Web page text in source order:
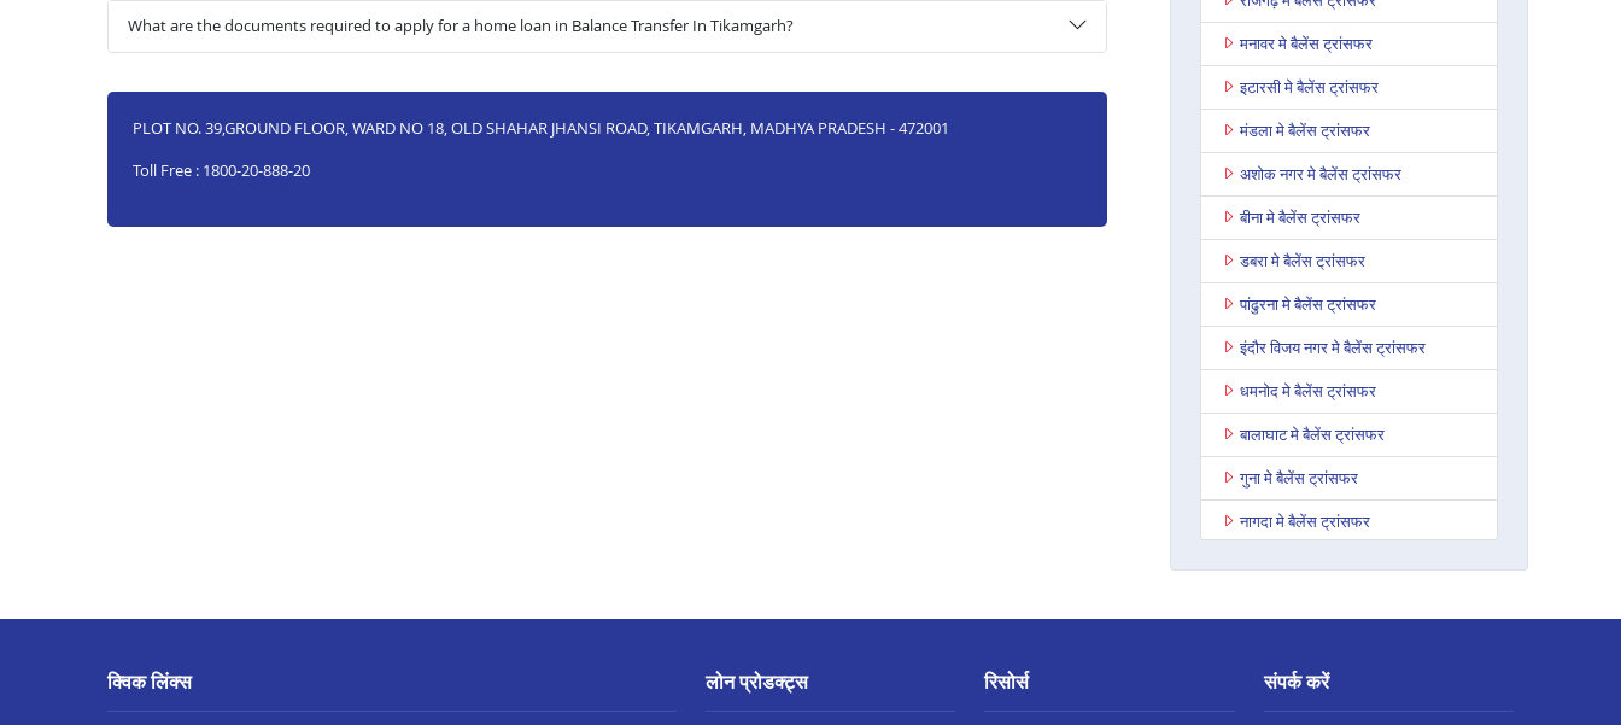
What are the documents required to apply for a home loan in Balance Transfer In Tikamgarh?
PLOT NO. 39,GROUND FLOOR, WARD NO 18, OLD SHAHAR JHANSI ROAD, TIKAMGARH, MADHYA PRADESH - 472001
Toll Free : 1800-20-888-20
मनावर मे बैलेंस ट्रांसफर
इटारसी मे बैलेंस ट्रांसफर
मंडला मे बैलेंस ट्रांसफर
अशोक नगर मे बैलेंस ट्रांसफर
बीना मे बैलेंस ट्रांसफर
डबरा मे बैलेंस ट्रांसफर
पांढुरना मे बैलेंस ट्रांसफर
इंदौर विजय नगर मे बैलेंस ट्रांसफर
धमनोद मे बैलेंस ट्रांसफर
बालाघाट मे बैलेंस ट्रांसफर
गुना मे बैलेंस ट्रांसफर
नागदा मे बैलेंस ट्रांसफर
छत्तरपुरी मे बैलेंस ट्रांसफर
क्विक लिंक्स लोन प्रोडक्ट्स रिसोर्स संपर्क करें